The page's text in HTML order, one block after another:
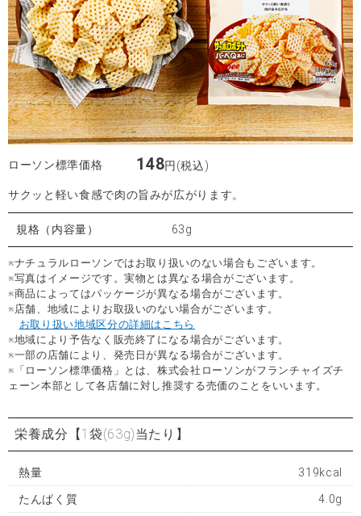
ローソン標準価格 148円(税込)
サクッと軽い食感で肉の旨みが広がります。
規格（内容量） 63g
※ナチュラルローソンではお取り扱いのない場合もございます。
※写真はイメージです。実物とは異なる場合がございます。
※商品によってはパッケージが異なる場合がございます。
※店舗、地域によりお取扱いのない場合がございます。
お取り扱い地域区分の詳細はこちら
※地域により予告なく販売終了になる場合がございます。
※一部の店舗により、発売日が異なる場合がございます。
※「ローソン標準価格」とは、株式会社ローソンがフランチャイズチ
ェーン本部として各店舗に対し推奨する売価のことをいいます。
栄養成分 【1袋(63g)当たり】
熱量 319kcal
たんぱく質 4.0g